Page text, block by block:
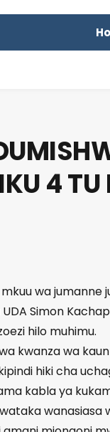
4
wa
Simon
hilo muhimu.
kwanza wa
hiki cha
kabla ya